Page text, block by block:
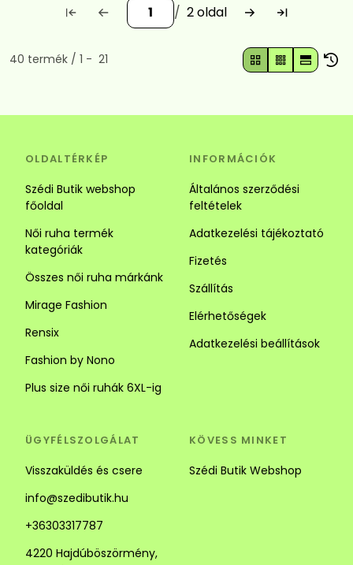
2
Összes termék a kategóriában
40 termék 1 21
OLDALTÉRKÉP
Szédi Butik webshop
főoldal
Női ruha termék
kategóriák
Összes női ruha márkánk
Mirage Fashion
Rensix
Fashion by Nono
Plus size női ruhák 6XL-ig
INFORMÁCIÓK
Általános szerződési
feltételek
Adatkezelési tájékoztató
Fizetés
Szállítás
Elérhetőségek
Adatkezelési beállítások
ÜGYFÉLSZOLGÁLAT
Visszaküldés és csere
info@szedibutik.hu
+36303317787
4220 Hajdúböszörmény,
KÖVESS MINKET
Szédi Butik Webshop